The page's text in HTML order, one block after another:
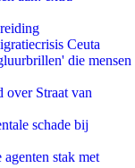
Ceuta
die mensen
over Straat van
schade bij
stak met